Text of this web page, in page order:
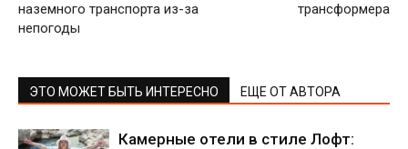
наземного транспорта из-за
непогоды
трансформера
ЭТО МОЖЕТ БЫТЬ ИНТЕРЕСНО ЕЩЕ ОТ АВТОРА
Камерные отели в стиле Лофт: